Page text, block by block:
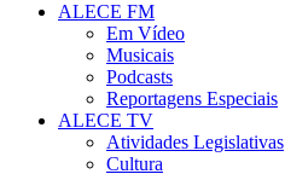
ALECE FM
Em Vídeo
Musicais
Podcasts
Reportagens Especiais
ALECE TV
Atividades Legislativas
Cultura